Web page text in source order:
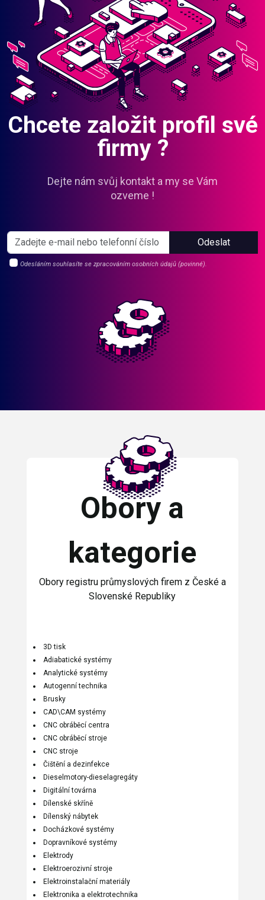
Chcete založit profil své
firmy ?
Dejte nám svůj kontakt a my se Vám
ozveme !
Odeslat
Odesláním souhlasíte se zpracováním osobních údajů (povinné).
Obory a
kategorie
Obory registru průmyslových firem z České a
Slovenské Republiky
3D tisk
Adiabatické systémy
Analytické systémy
Autogenní technika
Brusky
CAD\CAM systémy
CNC obráběcí centra
CNC obráběcí stroje
CNC stroje
Čištění a dezinfekce
Dieselmotory-dieselagregáty
Digitální továrna
Dílenské skříně
Dílenský nábytek
Docházkové systémy
Dopravníkové systémy
Elektrody
Elektroerozivní stroje
Elektroinstalační materiály
Elektronika a elektrotechnika